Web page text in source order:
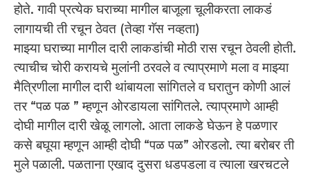
होते. गावी प्रत्येक घराच्या मागील बाजूला चूलीकरता लाकडं
लागायची ती रचून ठेवत (तेव्हा गॅस नव्हता)
माझ्या घराच्या मागील दारी लाकडांची मोठी रास रचून ठेवली होती.
त्याचीच चोरी करायचे मुलांनी ठरवले व त्याप्रमाणे मला व माझ्या
मैत्रिणीला मागील दारी थांबायला सांगितले व घरातुन कोणी आलं
तर “पळ पळ ” म्हणून ओरडायला सांगितले. त्याप्रमाणे आम्ही
दोघी मागील दारी खेळू लागलो. आता लाकडे घेऊन हे पळणार
कसे बघूया म्हणून आम्ही दोघी “पळ पळ” ओरडलो. त्या बरोबर ती
मुले पळाली. पळताना एखाद दुसरा धडपडला व त्याला खरचटले